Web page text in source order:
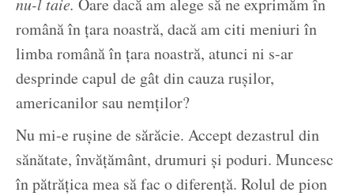
română în țara noastră, dacă am citi meniuri în
limba română în țara noastră, atunci ni s-ar
desprinde capul de gât din cauza rușilor,
americanilor sau nemților?
Nu mi-e rușine de sărăcie. Accept dezastrul din
sănătate, învățământ, drumuri și poduri. Muncesc
în pătrățica mea să fac o diferență. Rolul de pion